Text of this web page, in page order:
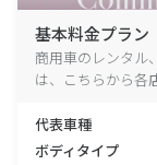
基本料金プラン
商用車のレンタル
は、こちらから各
代表車種
ボディタイプ